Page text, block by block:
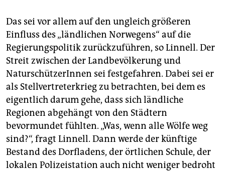
Das sei vor allem auf den ungleich größeren
Einfluss des „ländlichen Norwegens“ auf die
Regierungspolitik zurückzuführen, so Linnell. Der
Streit zwischen der Landbevölkerung und
NaturschützerInnen sei festgefahren. Dabei sei er
als Stellvertreterkrieg zu betrachten, bei dem es
eigentlich darum gehe, dass sich ländliche
Regionen abgehängt von den Städtern
bevormundet fühlten. „Was, wenn alle Wölfe weg
sind?“, fragt Linnell. Dann werde der künftige
Bestand des Dorfladens, der örtlichen Schule, der
lokalen Polizeistation auch nicht weniger bedroht